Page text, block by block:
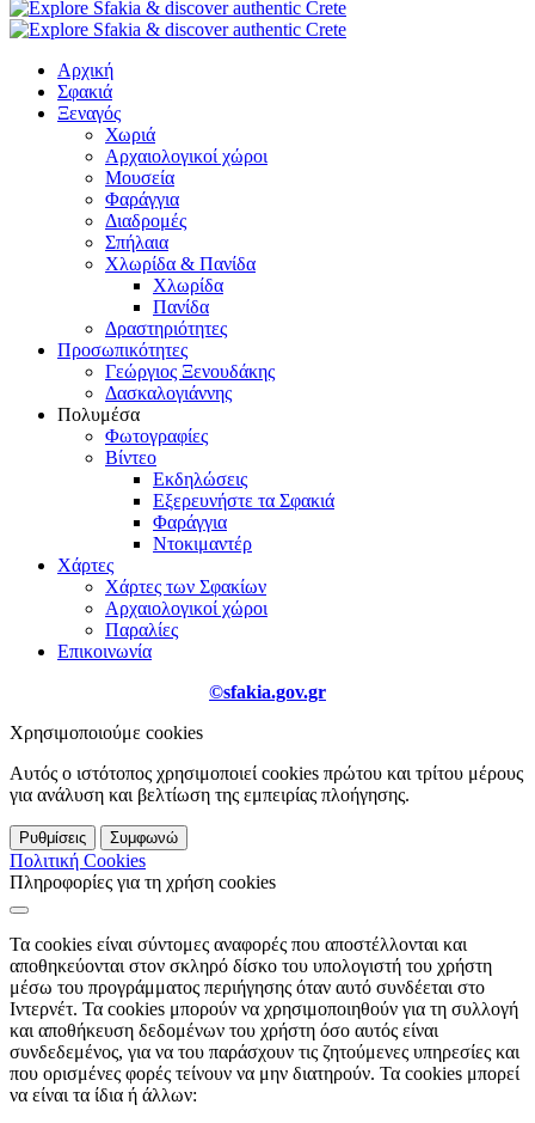
Αρχική
Σφακιά
Ξεναγός
Χωριά
Αρχαιολογικοί χώροι
Μουσεία
Φαράγγια
Διαδρομές
Σπήλαια
Χλωρίδα & Πανίδα
Χλωρίδα
Πανίδα
Δραστηριότητες
Προσωπικότητες
Γεώργιος Ξενουδάκης
Δασκαλογιάννης
Πολυμέσα
Φωτογραφίες
Βίντεο
Εκδηλώσεις
Εξερευνήστε τα Σφακιά
Φαράγγια
Ντοκιμαντέρ
Χάρτες
Χάρτες των Σφακίων
Αρχαιολογικοί χώροι
Παραλίες
Επικοινωνία
©sfakia.gov.gr
Χρησιμοποιούμε cookies
Αυτός ο ιστότοπος χρησιμοποιεί cookies πρώτου και τρίτου μέρους
για ανάλυση και βελτίωση της εμπειρίας πλοήγησης.
Ρυθμίσεις Συμφωνώ
Πολιτική Cookies
Πληροφορίες για τη χρήση cookies
Τα cookies είναι σύντομες αναφορές που αποστέλλονται και
αποθηκεύονται στον σκληρό δίσκο του υπολογιστή του χρήστη
μέσω του προγράμματος περιήγησης όταν αυτό συνδέεται στο
Ιντερνέτ. Τα cookies μπορούν να χρησιμοποιηθούν για τη συλλογή
και αποθήκευση δεδομένων του χρήστη όσο αυτός είναι
συνδεδεμένος, για να του παράσχουν τις ζητούμενες υπηρεσίες και
που ορισμένες φορές τείνουν να μην διατηρούν. Τα cookies μπορεί
να είναι τα ίδια ή άλλων: